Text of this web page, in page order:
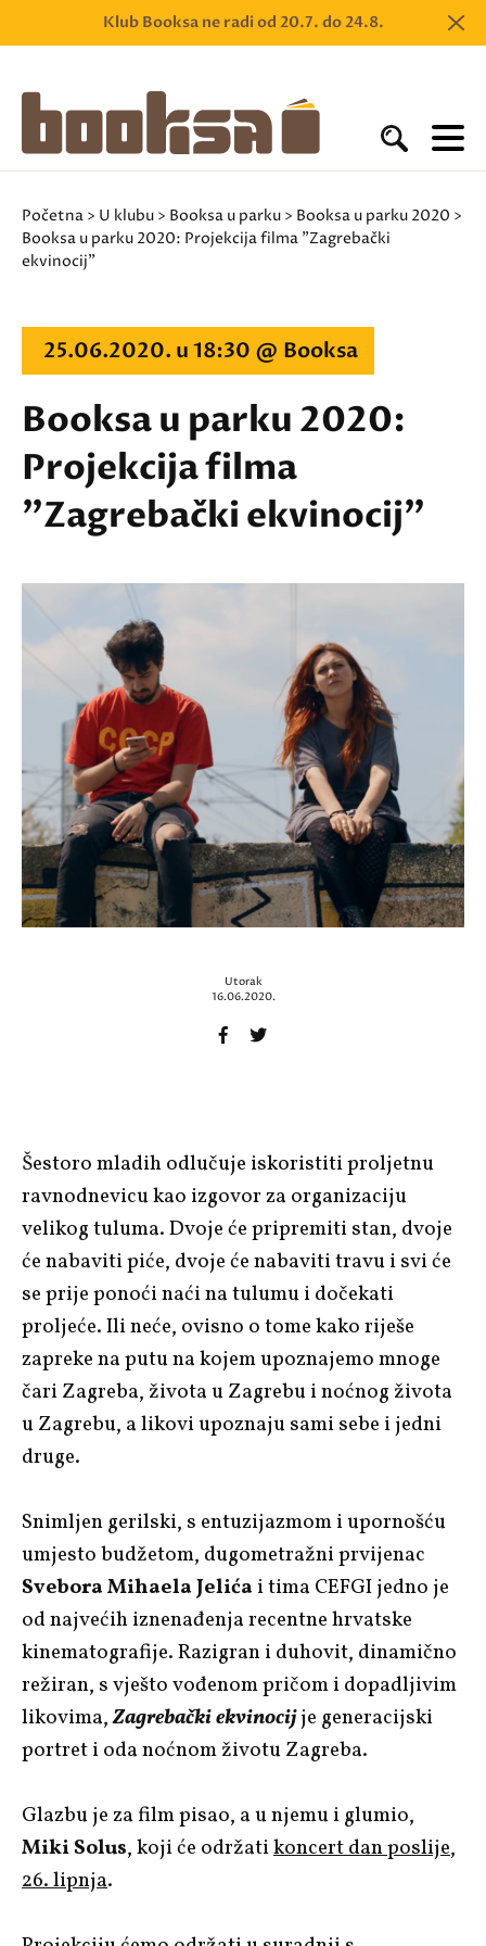
Klub Booksa ne radi od 20.7. do 24.8.
Početna > U klubu > Booksa u parku > Booksa u parku 2020 >
Booksa u parku 2020: Projekcija filma "Zagrebački
ekvinocij"
25.06.2020. u 18:30 @ Booksa
Booksa u parku 2020:
Projekcija filma
"Zagrebački ekvinocij"
Utorak
16.06.2020.
Šestoro mladih odlučuje iskoristiti proljetnu
ravnodnevicu kao izgovor za organizaciju
velikog tuluma. Dvoje će pripremiti stan, dvoje
će nabaviti piće, dvoje će nabaviti travu i svi će
se prije ponoći naći na tulumu i dočekati
proljeće. Ili neće, ovisno o tome kako riješe
zapreke na putu na kojem upoznajemo mnoge
čari Zagreba, života u Zagrebu i noćnog života
u Zagrebu, a likovi upoznaju sami sebe i jedni
druge.
Snimljen gerilski, s entuzijazmom i upornošću
umjesto budžetom, dugometražni prvijenac
Svebora Mihaela Jelićai tima CEFGI jedno je
od najvećih iznenađenja recentne hrvatske
kinematografije. Razigran i duhovit, dinamično
režiran, s vješto vođenom pričom i dopadljivim
likovima,Zagrebački ekvinocijje generacijski
portret i oda noćnom životu Zagreba.
Glazbu je za film pisao, a u njemu i glumio,
Miki Solus, koji će održatikoncert dan poslije,
26. lipnja.